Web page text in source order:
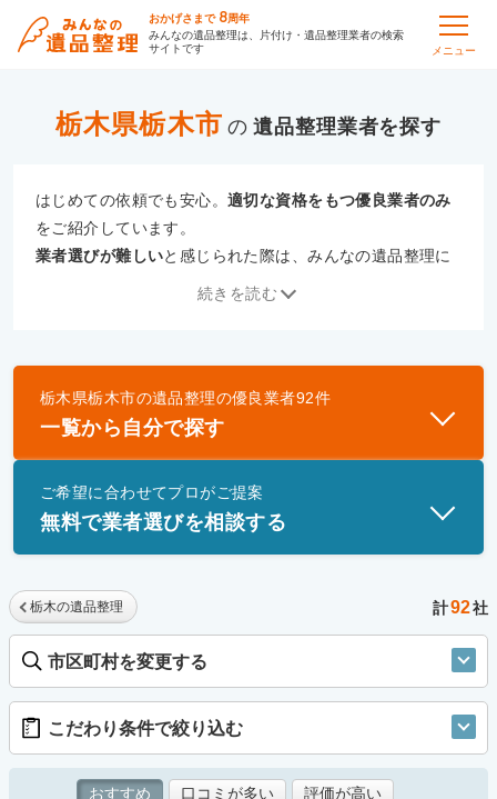
おかげさまで 8周年
みんなの遺品整理は、片付け・遺品整理業者の検索
サイトです
メニュー
栃木県栃木市 の 遺品整理
はじめての依頼でも安心。適切な資格をもつ優良業者のみ
をご紹介しています。
業者選びが難しいと感じられた際は、みんなの遺品整理に
優良業者とは
一般財団法人遺品整理認定協会、および一般社団法
士」資格を持つ事業者のみ掲載しています。
続きを読む
栃木県栃木市の遺品整理の優良業者92件
一覧から自分で探す
ご希望に合わせてプロがご提案
無料で業者選びを相談する
栃木の遺品整理 計92社
市区町村を変更する
こだわり条件で絞り込む
おすすめ 口コミが多い 評価が高い